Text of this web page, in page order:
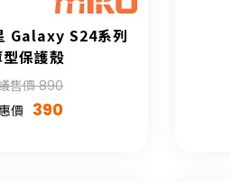
Galaxy S24系列
保護殼
售價 890
價
390